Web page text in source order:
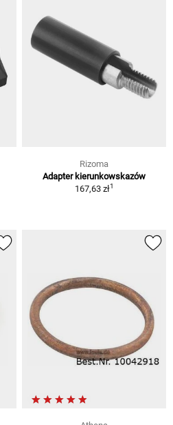
Rizoma
Adapter kierunkowskazów
167,63 zł1